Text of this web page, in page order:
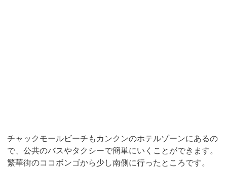
チャックモールビーチもカンクンのホテルゾーンにあるの
で、公共のバスやタクシーで簡単にいくことができます。
繁華街のココボンゴから少し南側に行ったところです。